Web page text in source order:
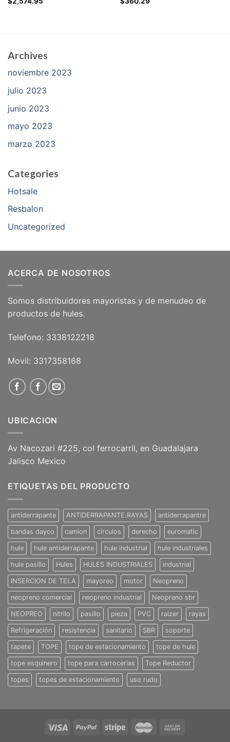
Archives
noviembre 2023
julio 2023
junio 2023
mayo 2023
marzo 2023
Categories
Hotsale
Resbalon
Uncategorized
ACERCA DE NOSOTROS
Somos distribuidores mayoristas y de menudeo de
productos de hules.
Telefono: 3338122218
Movil: 3317358168
UBICACION
Av Nacozari #225, col ferrocarril, en Guadalajara
Jalisco Mexico
ETIQUETAS DEL PRODUCTO
antiderrapante ANTIDERRAPANTE.RAYAS antiderrapantre
bandas dayco camion circulos derecho euromatic
hule hule antiderrapante hule industrial hule industriales
hule pasillo Hules HULES INDUSTRIALES industrial
INSERCION DE TELA mayoreo motor Neopreno
neopreno comercial neopreno industrial Neopreno sbr
NEOPREO nitrilo pasillo pieza PVC raizer rayas
Refrigeración resistencia sanitario SBR soporte
tapete TOPE tope de estacionamiento tope de hule
tope esquinero tope para carrocerias Tope Reductor
topes topes de estacionamiento uso rudo